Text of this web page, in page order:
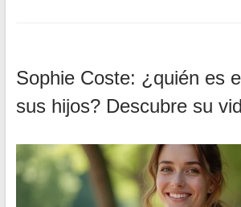
Sophie Coste: ¿quién es
sus hijos? Descubre su